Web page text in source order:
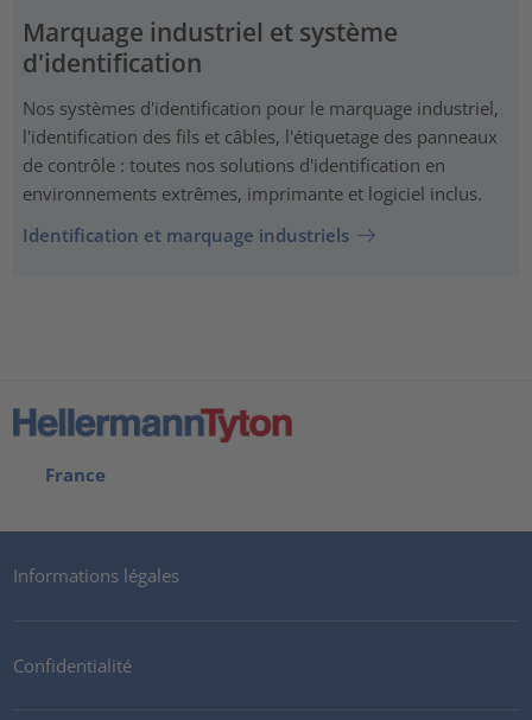
Marquage industriel et système
d'identification
Nos systèmes d'identification pour le marquage industriel,
l'identification des fils et câbles, l'étiquetage des panneaux
de contrôle : toutes nos solutions d'identification en
environnements extrêmes, imprimante et logiciel inclus.
Identification et marquage industriels
France
Informations légales
Confidentialité